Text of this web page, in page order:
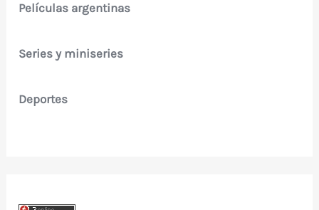
Películas argentinas
Series y miniseries
Deportes